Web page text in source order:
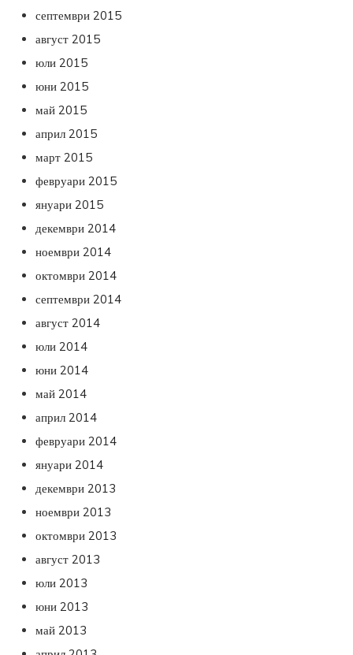
септември 2015
август 2015
юли 2015
юни 2015
май 2015
април 2015
март 2015
февруари 2015
януари 2015
декември 2014
ноември 2014
октомври 2014
септември 2014
август 2014
юли 2014
юни 2014
май 2014
април 2014
февруари 2014
януари 2014
декември 2013
ноември 2013
октомври 2013
август 2013
юли 2013
юни 2013
май 2013